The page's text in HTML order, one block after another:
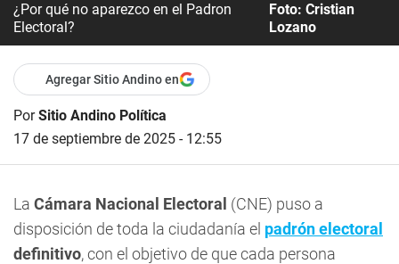
¿Por qué no aparezco en el Padron
Electoral?
Foto: Cristian
Lozano
Agregar Sitio Andino en
PorSitio Andino Política
17 de septiembre de 2025 - 12:55
La Cámara Nacional Electoral (CNE) puso a
disposición de toda la ciudadanía el padrón electoral
definitivo, con el objetivo de que cada persona